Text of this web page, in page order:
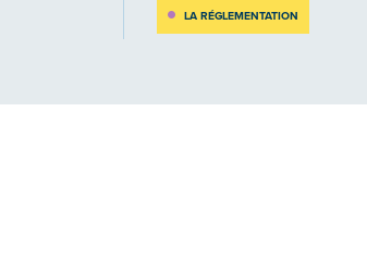
LA RÉGLEMENTATION